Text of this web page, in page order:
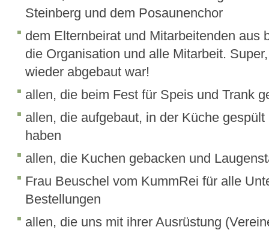
Steinberg und dem Posaunenchor
dem Elternbeirat und Mitarbeitenden aus
die Organisation und alle Mitarbeit.
wieder abgebaut war!
allen, die beim Fest für Speis und Trank
allen, die aufgebaut, in der Küche
haben
allen, die Kuchen gebacken und
Frau Beuschel vom KummRei für alle
Bestellungen
allen, die uns mit ihrer Ausrüstung